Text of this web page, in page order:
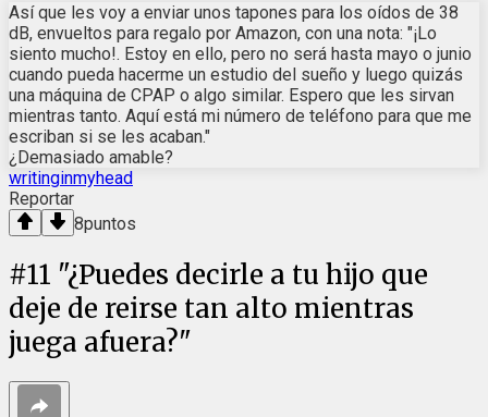
Así que les voy a enviar unos tapones para los oídos de 38
dB, envueltos para regalo por Amazon, con una nota: "¡Lo
siento mucho!. Estoy en ello, pero no será hasta mayo o junio
cuando pueda hacerme un estudio del sueño y luego quizás
una máquina de CPAP o algo similar. Espero que les sirvan
mientras tanto. Aquí está mi número de teléfono para que me
escriban si se les acaban."
¿Demasiado amable?
writinginmyhead
Reportar
8puntos
#11 "¿Puedes decirle a tu hijo que
deje de reirse tan alto mientras
juega afuera?"